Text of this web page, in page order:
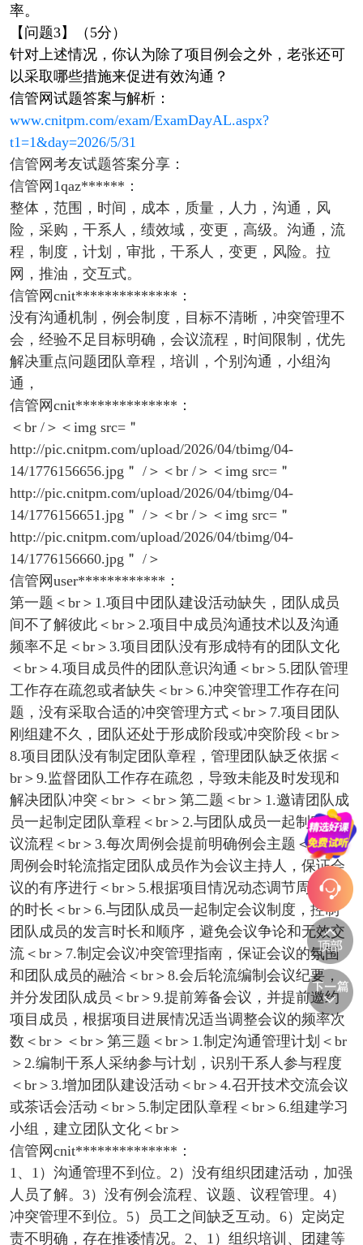
率。
【问题3】（5分）
针对上述情况，你认为除了项目例会之外，老张还可
以采取哪些措施来促进有效沟通？
信管网试题答案与解析：
www.cnitpm.com/exam/ExamDayAL.aspx?
t1=1&day=2026/5/31
信管网考友试题答案分享：
信管网1qaz******：
整体，范围，时间，成本，质量，人力，沟通，风
险，采购，干系人，绩效域，变更，高级。沟通，流
程，制度，计划，审批，干系人，变更，风险。拉
网，推油，交互式。
信管网cnit**************：
没有沟通机制，例会制度，目标不清晰，冲突管理不
会，经验不足目标明确，会议流程，时间限制，优先
解决重点问题团队章程，培训，个别沟通，小组沟
通，
信管网cnit**************：
＜br /＞＜img src=＂
http://pic.cnitpm.com/upload/2026/04/tbimg/04-
14/1776156656.jpg＂ /＞＜br /＞＜img src=＂
http://pic.cnitpm.com/upload/2026/04/tbimg/04-
14/1776156651.jpg＂ /＞＜br /＞＜img src=＂
http://pic.cnitpm.com/upload/2026/04/tbimg/04-
14/1776156660.jpg＂ /＞
信管网user************：
第一题＜br＞1.项目中团队建设活动缺失，团队成员
间不了解彼此＜br＞2.项目中成员沟通技术以及沟通
频率不足＜br＞3.项目团队没有形成特有的团队文化
＜br＞4.项目成员件的团队意识沟通＜br＞5.团队管理
工作存在疏忽或者缺失＜br＞6.冲突管理工作存在问
题，没有采取合适的冲突管理方式＜br＞7.项目团队
刚组建不久，团队还处于形成阶段或冲突阶段＜br＞
8.项目团队没有制定团队章程，管理团队缺乏依据＜
br＞9.监督团队工作存在疏忽，导致未能及时发现和
解决团队冲突＜br＞＜br＞第二题＜br＞1.邀请团队成
员一起制定团队章程＜br＞2.与团队成员一起制定会
议流程＜br＞3.每次周例会提前明确例会主题＜br＞4.
周例会时轮流指定团队成员作为会议主持人，保证会
议的有序进行＜br＞5.根据项目情况动态调节周例会
的时长＜br＞6.与团队成员一起制定会议制度，控制
团队成员的发言时长和顺序，避免会议争论和无效交
流＜br＞7.制定会议冲突管理指南，保证会议的氛围
和团队成员的融洽＜br＞8.会后轮流编制会议纪要，
并分发团队成员＜br＞9.提前筹备会议，并提前邀约
项目成员，根据项目进展情况适当调整会议的频率次
数＜br＞＜br＞第三题＜br＞1.制定沟通管理计划＜br
＞2.编制干系人采纳参与计划，识别干系人参与程度
＜br＞3.增加团队建设活动＜br＞4.召开技术交流会议
或茶话会活动＜br＞5.制定团队章程＜br＞6.组建学习
小组，建立团队文化＜br＞
信管网cnit**************：
1、1）沟通管理不到位。2）没有组织团建活动，加强
人员了解。3）没有例会流程、议题、议程管理。4）
冲突管理不到位。5）员工之间缺乏互动。6）定岗定
责不明确，存在推诿情况。2、1）组织培训、团建等